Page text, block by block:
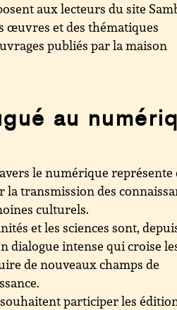
aux lecteurs du site
œuvres et des thématiques
publiés par la maison
au
le numérique représente
transmission des
culturels.
et les sciences sont,
dialogue intense qui croise
de nouveaux champs de
souhaitent participer les